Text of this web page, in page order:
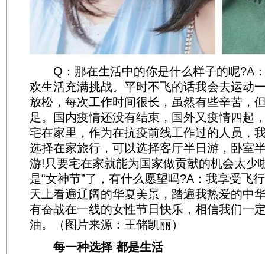
Q：那在生活中的你是什么样子的呢?A
欢生活充满挑战。平时不飞的话我会去运动
放松，每次工作时间很长，虽然有些辛苦，
足。国内疫情还没有结束，国外又疫情四起
宅在家里，作为在抗疫前线工作过的人员，
选择在家旅行，可以选择客厅半日游，卧室
游!只要宅在家就能为国家做贡献的机会太少
是“女神节”了，有什么愿望吗?A：我享受飞
天上看遍辽阔的华夏美景，踏遍我热爱的中
有奋战在一线的女性节日快乐，相信我们一
油。（图片来源：王储凯丽）
每一种选择 都是生活